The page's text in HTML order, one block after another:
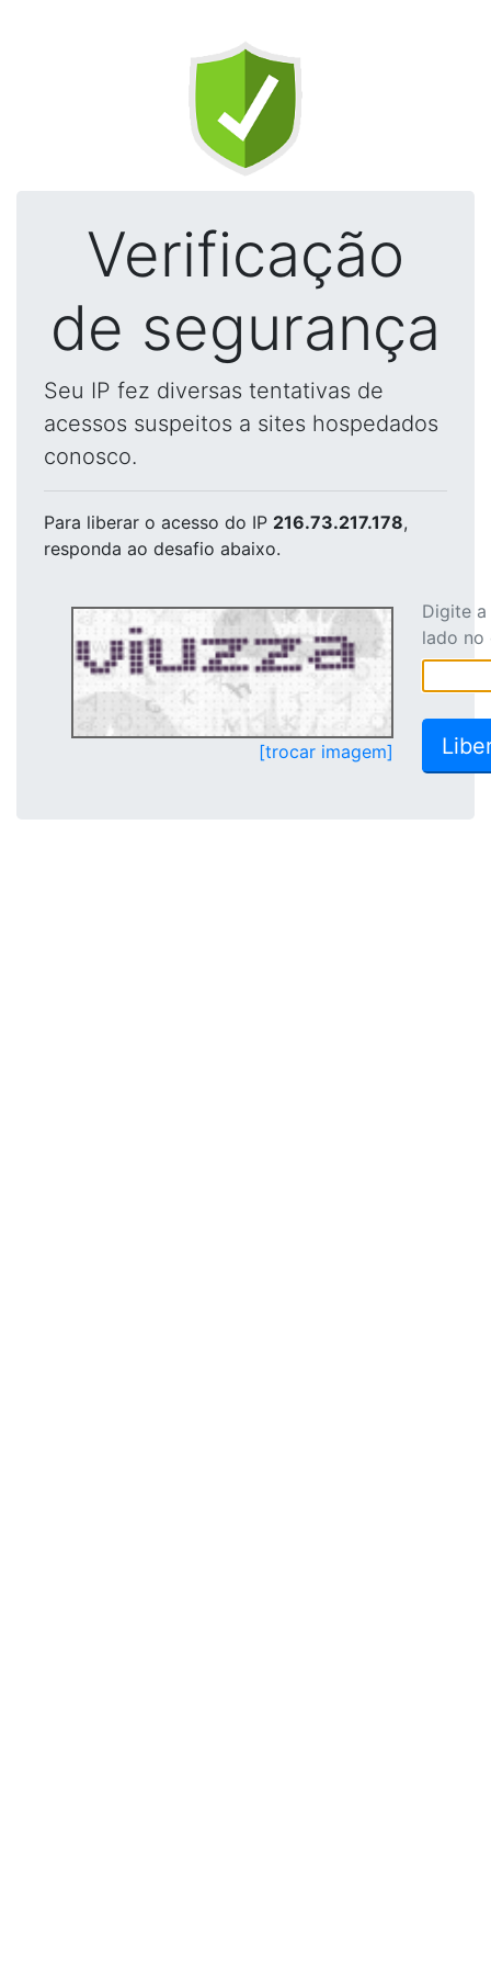
Verificação
de segurança
Seu IP fez diversas tentativas de
acessos suspeitos a sites hospedados
conosco.
Para liberar o acesso do IP 216.73.217.178,
responda ao desafio abaixo.
[trocar imagem]
Digite
lado no